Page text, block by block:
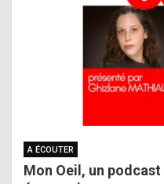
A ÉCOUTER
Mon Oeil, un